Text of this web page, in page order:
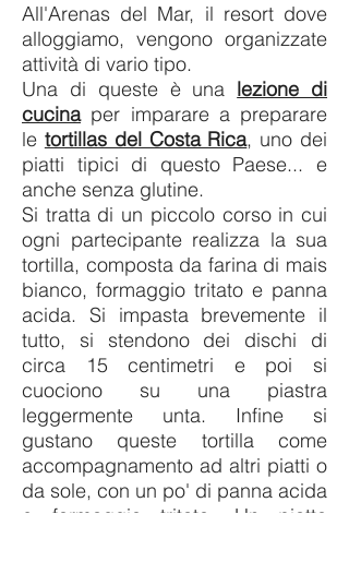
All'Arenas del Mar, il resort dove
alloggiamo, vengono organizzate
attività di vario tipo.
Una di queste è una lezione di
cucinaper imparare a preparare
le tortillas del Costa Rica, uno dei
piatti tipici di questo Paese... e
anche senza glutine.
Si tratta di un piccolo corso in cui
ogni partecipante realizza la sua
tortilla, composta da farina di mais
bianco, formaggio tritato e panna
acida. Si impasta brevemente il
tutto, si stendono dei dischi di
circa 15 centimetri e poi si
cuociono su una piastra
leggermente unta. Infine si
gustano queste tortilla come
accompagnamento ad altri piatti o
da sole, con un po' di panna acida
e formaggio tritato. Un piatto